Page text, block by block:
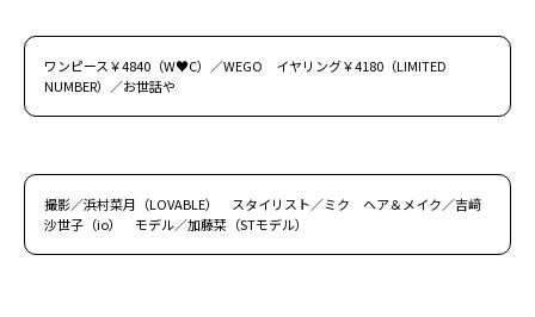
ワンピース￥4840（W♥C）／WEGO イヤリング￥4180（LIMITED
NUMBER）／お世話や
撮影／浜村菜月（LOVABLE） スタイリスト／ミク ヘア＆メイク／吉﨑
沙世子（io） モデル／加藤栞（STモデル）